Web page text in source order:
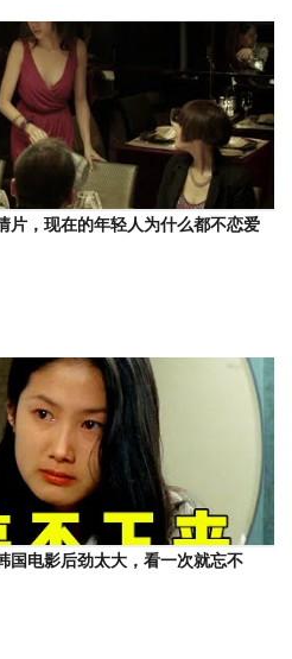
片，现在的年轻人为什么都不恋爱
国电影后劲太大，看一次就忘不